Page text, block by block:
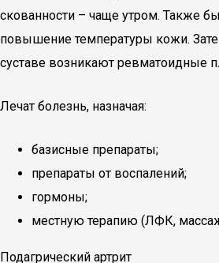
скованности – чаще утром. Также
повышение температуры кожи.
суставе возникают ревматоидные
Лечат болезнь, назначая:
базисные препараты;
препараты от воспалений;
гормоны;
местную терапию (ЛФК,
Подагрический артрит